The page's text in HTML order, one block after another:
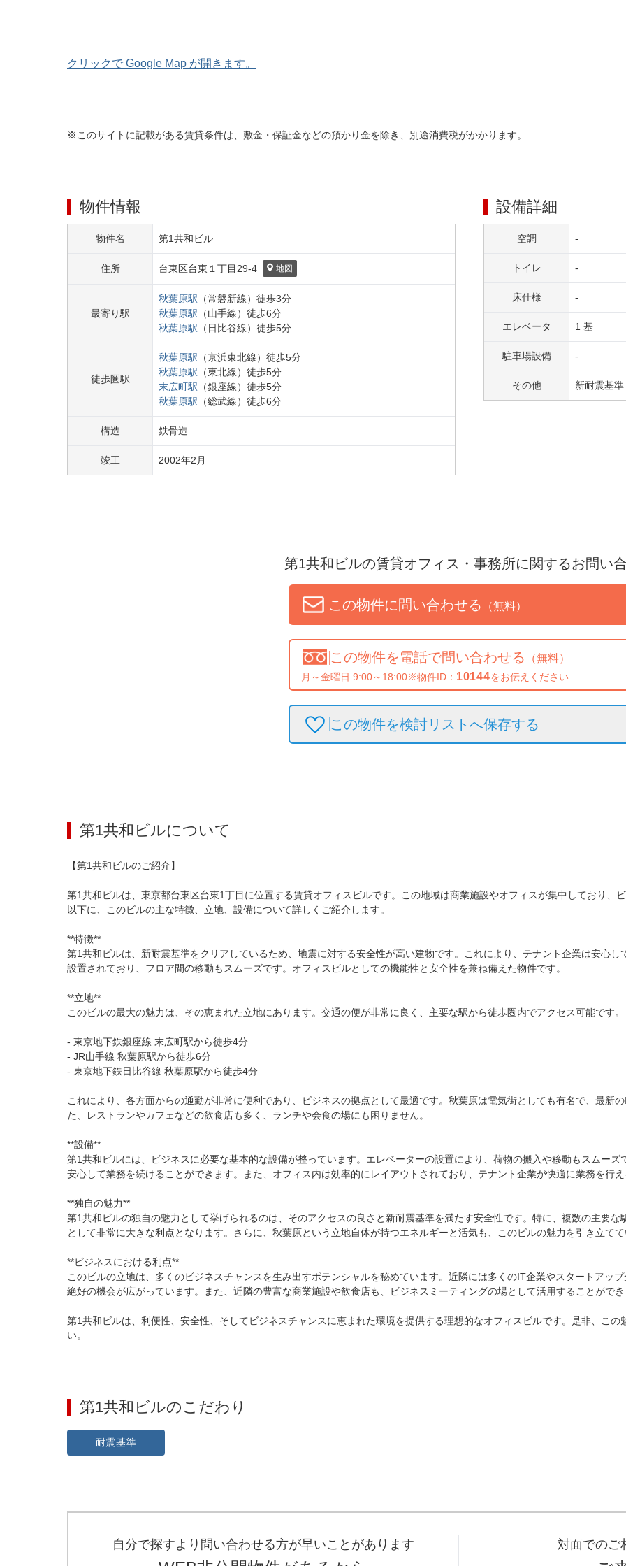
クリックで Google Map が開きます。
※このサイトに記載がある賃貸条件は、敷金・保証金などの預かり金を除き、別途消費税がかかります。
物件情報
物件名 第1共和ビル
住所 台東区台東１丁目 29-4 地図
最寄り駅
秋葉原駅 （常磐新線） 徒歩3分
秋葉原駅 （山手線） 徒歩6分
秋葉原駅 （ 日比谷線） 徒歩5分
徒歩圏駅
秋葉原駅 （京浜東北線） 徒歩5分
秋葉原駅 （東北線） 徒歩5分
末広町駅 （銀座線） 徒歩5分
秋葉原駅 （総武線） 徒歩6分
構造 鉄骨造
竣工 2002年2 月
設備詳細
空調 -
トイレ -
床仕様 -
エレベータ 1 基
駐車場設備 -
その他 新耐震基準
第1共和ビルの賃貸オフィス・事務所に関するお問い
この物件に問い合わせる （無料）
この物件を電話で問い合わせる （無料）
月～金曜日 9:00～18:00※物件ID： 10144をお伝えください
この物件を検討リストへ保存する
第1共和ビルについて
【第1共和ビルのご紹介】
第1共和ビルは、東京都台東区台東1丁目に位置する賃貸オフィスビルです。この地域は商業施設やオフィスが集中しており、
以下に、このビルの主な特徴、立地、設備について詳しくご紹介します。
**特徴**
第1共和ビルは、新耐震基準をクリアしているため、地震に対する安全性が高い建物です。これにより、テナント企業は安心
設置されており、フロア間の移動もスムーズです。オフィスビルとしての機能性と安全性を兼ね備えた物件です。
**立地**
このビルの最大の魅力は、その恵まれた立地にあります。交通の便が非常に良く、主要な駅から徒歩圏内でアクセス可能です。
- 東京地下鉄銀座線 末広町駅から徒歩4分
- JR山手線 秋葉原駅から徒歩6分
- 東京地下鉄日比谷線 秋葉原駅から徒歩4分
これにより、各方面からの通勤が非常に便利であり、ビジネスの拠点として最適です。秋葉原は電気街としても有名で、最新
た、レストランやカフェなどの飲食店も多く、ランチや会食の場にも困りません。
**設備**
第1共和ビルには、ビジネスに必要な基本的な設備が整っています。エレベーターの設置により、荷物の搬入や移動もスムー
安心して業務を続けることができます。また、オフィス内は効率的にレイアウトされており、テナント企業が快適に業務を行
**独自の魅力**
第1共和ビルの独自の魅力として挙げられるのは、そのアクセスの良さと新耐震基準を満たす安全性です。特に、複数の主要
として非常に大きな利点となります。さらに、秋葉原という立地自体が持つエネルギーと活気も、このビルの魅力を引き立て
**ビジネスにおける利点**
このビルの立地は、多くのビジネスチャンスを生み出すポテンシャルを秘めています。近隣には多くのIT企業やスタートアッ
絶好の機会が広がっています。また、近隣の豊富な商業施設や飲食店も、ビジネスミーティングの場として活用することがで
第1共和ビルは、利便性、安全性、そしてビジネスチャンスに恵まれた環境を提供する理想的なオフィスビルです。是非、こ
い。
第1共和ビルのこだわり
耐震基準
自分で探すより問い合わせる方が早いことがあります 対面でのご